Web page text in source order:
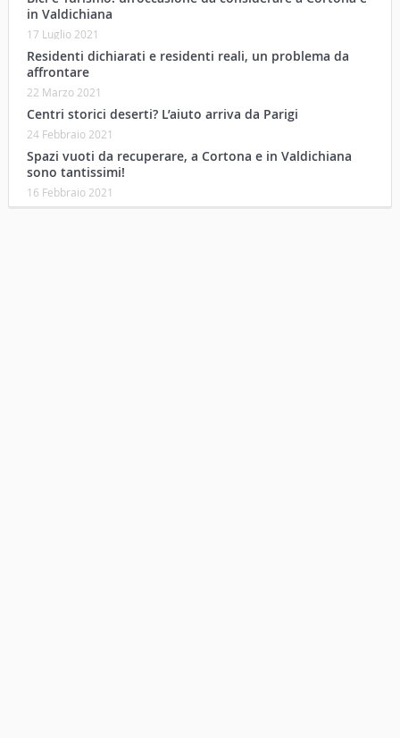
in Valdichiana
17 Luglio 2021
Residenti dichiarati e residenti reali, un problema da
affrontare
22 Marzo 2021
Centri storici deserti? L’aiuto arriva da Parigi
24 Febbraio 2021
Spazi vuoti da recuperare, a Cortona e in Valdichiana
sono tantissimi!
16 Febbraio 2021